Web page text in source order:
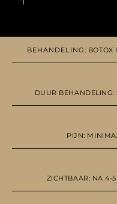
BEHANDELING: BOTOX
DUUR BEHANDELING:
PIJN:
ZICHTBAAR: NA 4-